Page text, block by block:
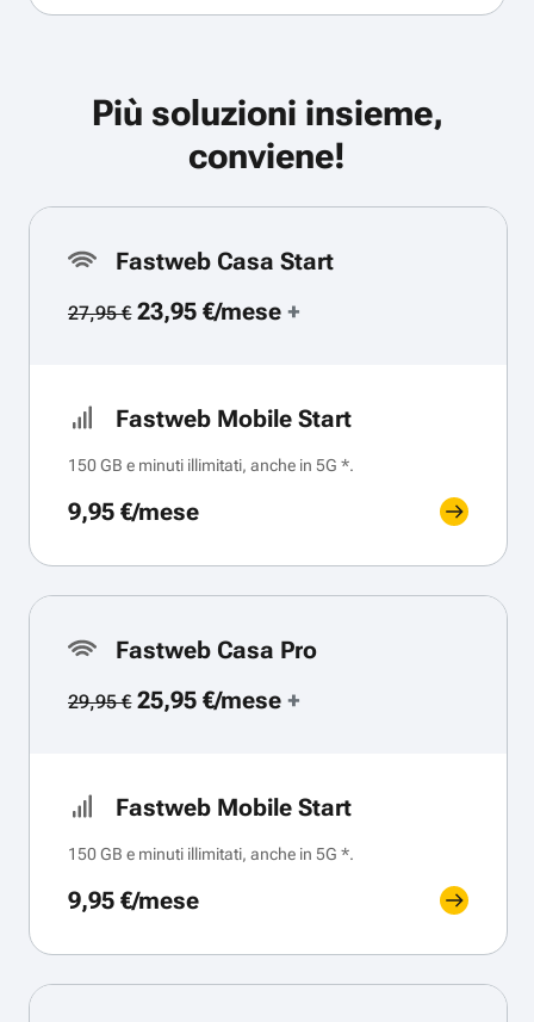
Più soluzioni insieme,
conviene!
Fastweb Casa Start
27,95 €23,95 €/mese+
Fastweb Mobile Start
150 GB e minuti illimitati, anche in 5G *.
9,95 €/mese
Fastweb Casa Pro
29,95 €25,95 €/mese+
Fastweb Mobile Start
150 GB e minuti illimitati, anche in 5G *.
9,95 €/mese